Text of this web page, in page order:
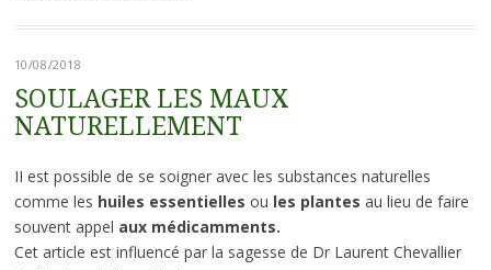
10/08/2018
SOULAGER LES MAUX
NATURELLEMENT
II est possible de se soigner avec les substances naturelles
comme les huiles essentielles ou les plantes au lieu de faire
souvent appel aux médicamments.
Cet article est influencé par la sagesse de Dr Laurent Chevallier